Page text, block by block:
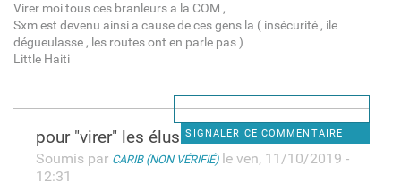
Virer moi tous ces branleurs a la COM ,
Sxm est devenu ainsi a cause de ces gens la ( insécurité , ile
dégueulasse , les routes ont en parle pas )
Little Haiti
SIGNALER CE COMMENTAIRE
pour "virer" les élus.. il
Soumis par CARIB (NON VÉRIFIÉ)le ven, 11/10/2019 -
12:31